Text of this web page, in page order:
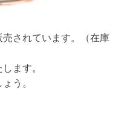
されています。（在庫
ます。
う。